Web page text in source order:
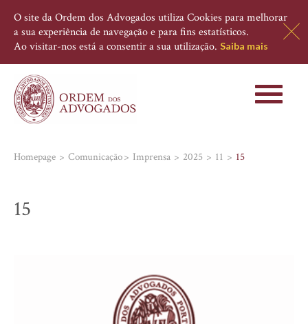
O site da Ordem dos Advogados utiliza Cookies para melhorar
a sua experiência de navegação e para fins estatísticos.
Ao visitar-nos está a consentir a sua utilização. Saiba mais
Toggle
Homepage Comunicação Imprensa 2025 11 15
15